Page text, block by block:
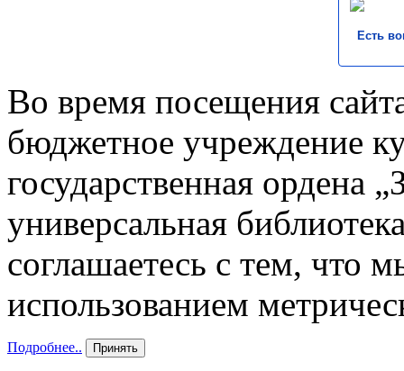
Есть
Во время посещения
бюджетное учреждение
государственная ордена
универсальная
соглашаетесь с тем, что
использованием
Подробнее.. Принять